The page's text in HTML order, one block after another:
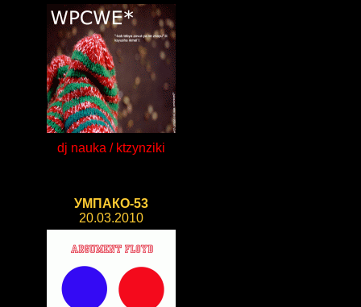
dj nauka / ktzynziki
УМПАКО-53
20.03.2010